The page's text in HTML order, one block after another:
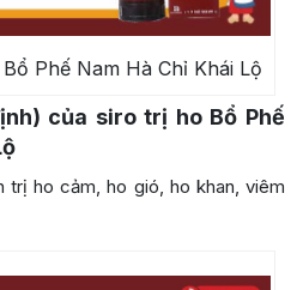
Phế Nam Hà Chỉ Khái Lộ
của siro trị ho Bổ Phế
trị ho cảm, ho gió, ho khan, viêm